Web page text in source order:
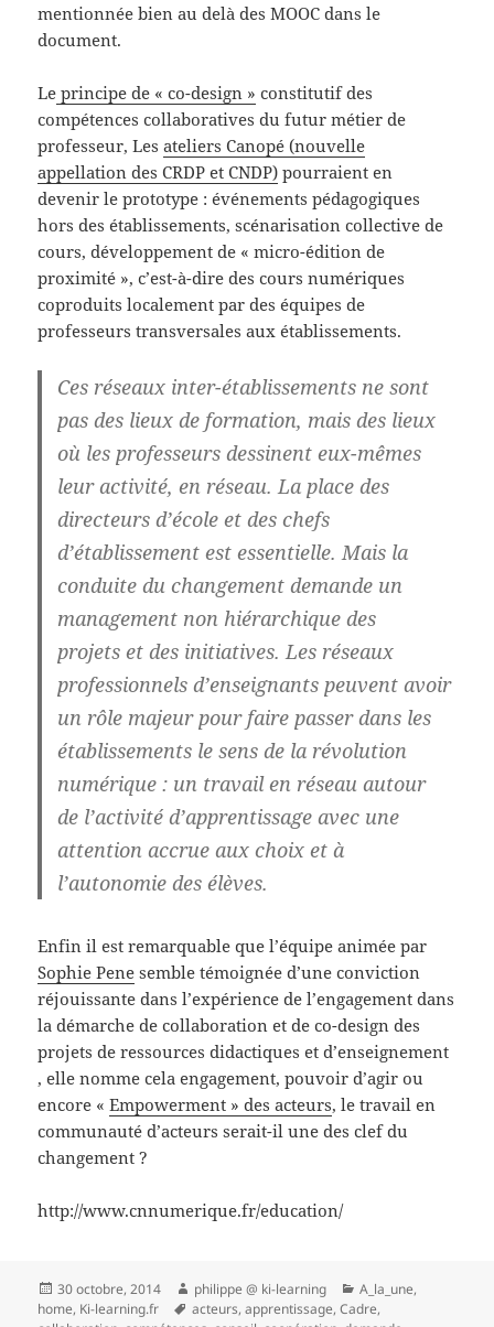
mentionnée bien au delà des MOOC dans le
document.
Le principe de « co-design » constitutif des
compétences collaboratives du futur métier de
professeur, Lesateliers Canopé (nouvelle
appellation des CRDP et CNDP) pourraient en
devenir le prototype : événements pédagogiques
hors des établissements, scénarisation collective de
cours, développement de « micro-édition de
proximité », c’est-à-dire des cours numériques
coproduits localement par des équipes de
professeurs transversales aux établissements.
Ces réseaux inter-établissements ne sont
pas des lieux de formation, mais des lieux
où les professeurs dessinent eux-mêmes
leur activité, en réseau. La place des
directeurs d’école et des chefs
d’établissement est essentielle. Mais la
conduite du changement demande un
management non hiérarchique des
projets et des initiatives. Les réseaux
professionnels d’enseignants peuvent avoir
un rôle majeur pour faire passer dans les
établissements le sens de la révolution
numérique : un travail en réseau autour
de l’activité d’apprentissage avec une
attention accrue aux choix et à
l’autonomie des élèves.
Enfin il est remarquable que l’équipe animée par
Sophie Pene semble témoignée d’une conviction
réjouissante dans l’expérience de l’engagement dans
la démarche de collaboration et de co-design des
projets de ressources didactiques et d’enseignement
, elle nomme cela engagement, pouvoir d’agir ou
encore «Empowerment » des acteurs, le travail en
communauté d’acteurs serait-il une des clef du
changement ?
http://www.cnnumerique.fr/education/
Publié
le
30 octobre, 2014 Auteur
philippe @ ki-learning Catégories
A_la_une,
home, Ki-learning.fr
Mots-
acteurs,apprentissage,Cadre,